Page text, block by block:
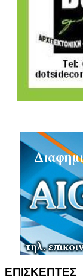
ΕΠΙΣΚΕΠΤΕΣ